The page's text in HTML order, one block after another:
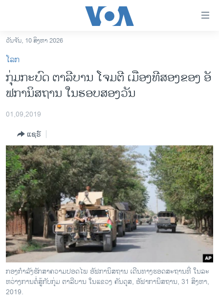
ເຂົ້າ
ຫາ
ຂ້າມ
ຂ້າມ
ຂ້າມ
ຫາ
ລາວ
ອາເມຣິກາ
ຂ່າວ​ຈີນ
ໂລກ
ເອເຊຍ
ອິດສະຫຼະພາບດ້ານການຂ່າວ
ຊີວິດຊາວລາວ
ຊຸມຊົນຊາວລາວ
ວິທະຍາສາດ-ເທັກໂນໂລຈີ
ທຸລະກິດ
ພາສາອັງກິດ
ວີດີໂອ
ສຽງ
ວັນຈັນ, 10 ສິງຫາ 2026
ໂລກ
ກຸ່ມ​ກະ​ບົດ ຕາ​ລີ​ບານ ໂຈມ​ຕີ ເມືອງ​ທີສອງ​ຂອງ ອັ​
ຟ​ກາ​ນິ​ສ​ຖານ ໃນ​ຮອບສອງວັນ
01,09,2019
ແຊຣ໌
ກອງ​ກຳ​ລັງ​ຮັກ​ສາ​ຄວາມ​ປອດ​ໄພ ອັ​ຟ​ກາ​ນິ​ສ​ຖານ ເດີນ​ທາງ​ຮອດ​ສະ​ຖານ​ທີ່ ໃນ​ລະ​
ຫວ່າງ​ການ​ຕໍ່​ສູ້​ກັບ​ກຸ່ມ ຕາ​ລີ​ບານ ໃນແຂວງ ຄັນ​ດຸ​ສ, ອັ​ຟາ​ກາ​ນິ​ສ​ຖານ, 31 ສິງ​ຫາ,
2019.